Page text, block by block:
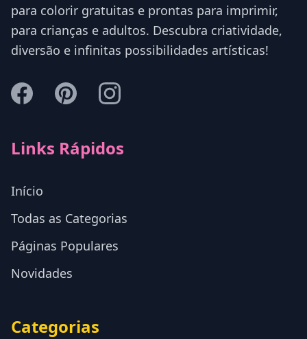
para colorir gratuitas e prontas para imprimir,
para crianças e adultos. Descubra criatividade,
diversão e infinitas possibilidades artísticas!
Links Rápidos
Início
Todas as Categorias
Páginas Populares
Novidades
Categorias